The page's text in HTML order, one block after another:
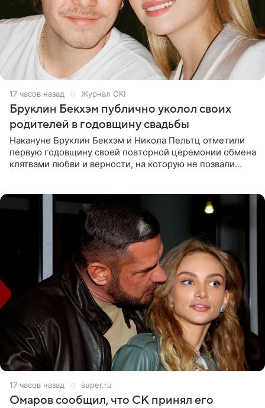
17 часов назад Журнал OK!
Бруклин Бекхэм публично уколол своих
родителей в годовщину свадьбы
Накануне Бруклин Бекхэм и Никола Пельтц отметили
первую годовщину своей повторной церемонии обмена
клятвами любви и верности, на которую не позвали
17 часов назад super.ru
Омаров сообщил, что СК принял его